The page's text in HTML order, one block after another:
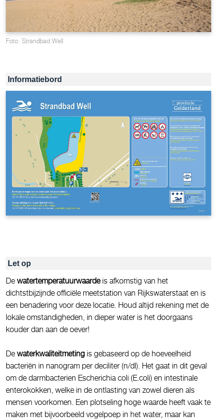
Foto: Strandbad Well
Informatiebord
Let op
De watertemperatuurwaardeis afkomstig van het
dichtstbijzijnde officiële meetstation van Rijkswaterstaat en is
een benadering voor deze locatie. Houd altijd rekening met de
lokale omstandigheden, in dieper water is het doorgaans
kouder dan aan de oever!
De waterkwaliteitmeting is gebaseerd op de hoeveelheid
bacteriën in nanogram per deciliter (n/dl). Het gaat in dit geval
om de darmbacterien Escherichia coli (E.coli) en intestinale
enterokokken, welke in de ontlasting van zowel dieren als
mensen voorkomen. Een plotseling hoge waarde heeft vaak te
maken met bijvoorbeeld vogelpoep in het water, maar kan